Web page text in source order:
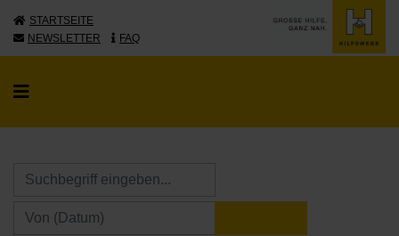
STARTSEITE
NEWSLETTER
FAQ